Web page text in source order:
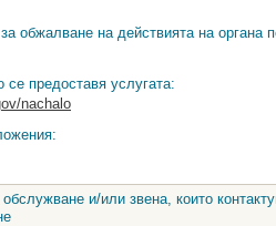
обжалване на действията на органа
се предоставя услугата:
nachalo
и/или звена, които